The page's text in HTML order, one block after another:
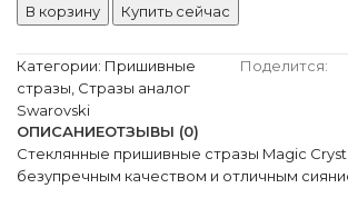
В корзину Купить сейчас
Категории: Пришивные
стразы Стразы аналог
Swarovski
Поделится:
ОПИСАНИЕОТЗЫВЫ (0)
Стеклянные пришивные стразы Magic
безупречным качеством и отличным